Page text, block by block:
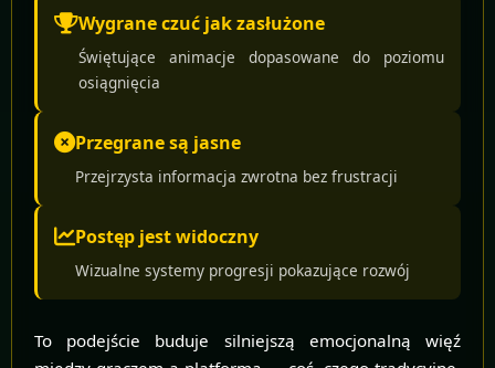
Wygrane czuć jak zasłużone
Świętujące animacje dopasowane do poziomu
osiągnięcia
Przegrane są jasne
Przejrzysta informacja zwrotna bez frustracji
Postęp jest widoczny
Wizualne systemy progresji pokazujące rozwój
To podejście buduje silniejszą emocjonalną więź